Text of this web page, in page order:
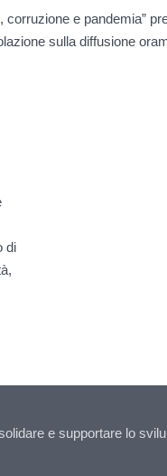
corruzione e pandemia”
sulla diffusione
di
e supportare lo